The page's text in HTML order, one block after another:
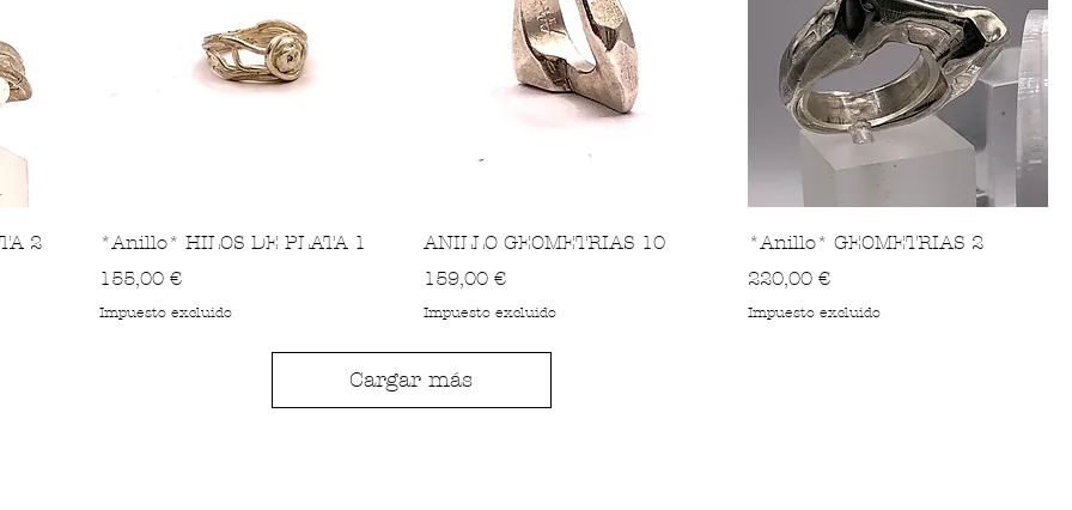
2
*Anillo* HILOS DE PLATA 1
Precio
155,00 €
Impuesto excluido
ANILLO GEOMETRIAS 10
Precio
159,00 €
Impuesto excluido
*Anillo* GEOMETRIAS 2
Precio
220,00 €
Impuesto excluido
Cargar más